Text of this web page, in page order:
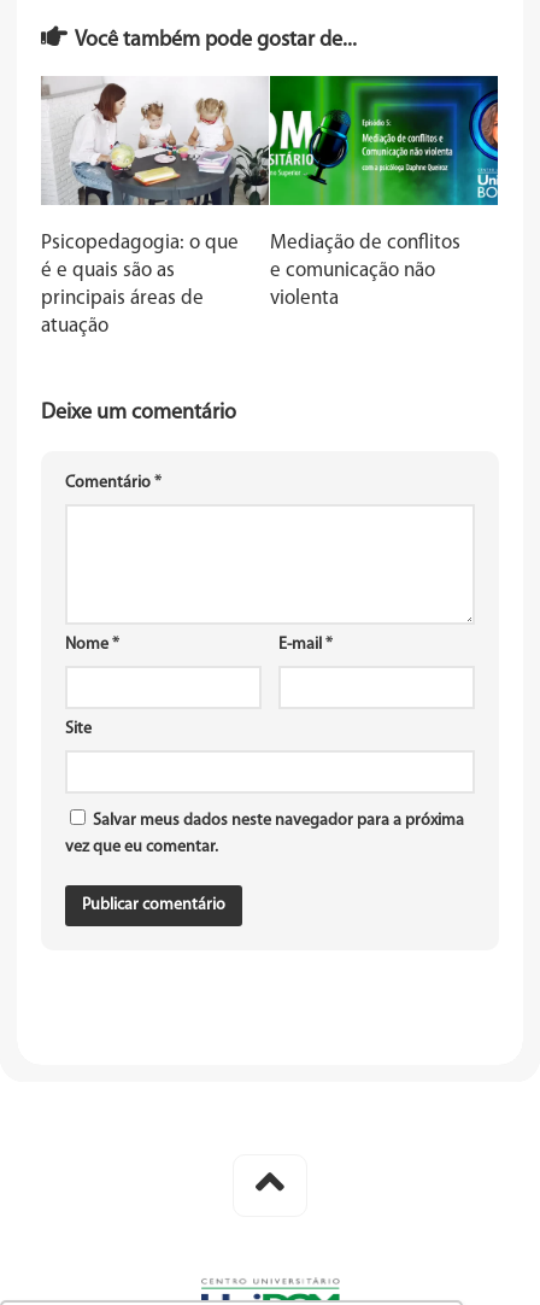
Você também pode gostar de...
Psicopedagogia: o que
é e quais são as
principais áreas de
atuação
Mediação de conflitos
e comunicação não
violenta
Deixe um comentário
Comentário *
Nome * E-mail *
Site
Salvar meus dados neste navegador para a próxima
vez que eu comentar.